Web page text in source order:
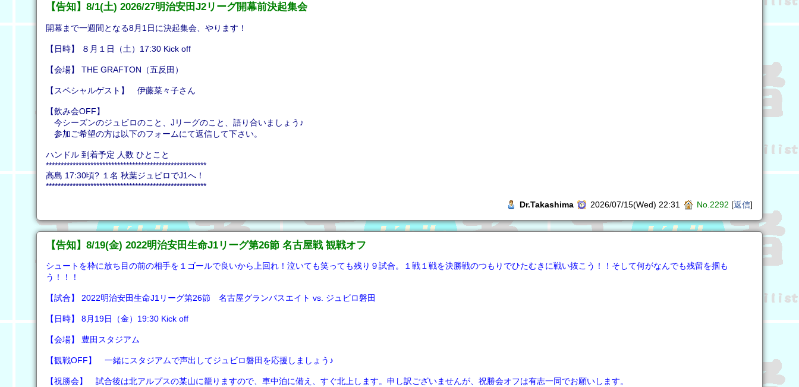
【告知】8/1(土) 2026/27明治安田J2リーグ開幕前決起集会
開幕まで一週間となる8月1日に決起集会、やります！
【日時】 ８月１日（土）17:30 Kick off
【会場】 THE GRAFTON（五反田）
【スペシャルゲスト】 伊藤菜々子さん
【飲み会OFF】
今シーズンのジュビロのこと、Jリーグのこと、語り合いましょう♪
参加ご希望の方は以下のフォームにて返信して下さい。
ハンドル 到着予定 人数 ひとこと
******************************************************
高島 17:30頃? １名 秋葉ジュビロでJ1へ！
******************************************************
Dr.Takashima
2026/07/15(Wed) 22:31 No.2292 [返信]
【告知】8/19(金) 2022明治安田生命J1リーグ第26節 名古屋戦 観戦オフ
シュートを枠に放ち目の前の相手を１ゴールで良いから上回れ！泣いても笑っても残り９試合。１戦１戦を決勝戦のつもりでひたむきに戦い抜こう！！そして何がなんでも残留を掴も
う！！！
【試合】 2022明治安田生命J1リーグ第26節 名古屋グランパスエイト vs. ジュビロ磐田
【日時】 8月19日（金）19:30 Kick off
【会場】 豊田スタジアム
【観戦OFF】 一緒にスタジアムで声出してジュビロ磐田を応援しましょう♪
【祝勝会】 試合後は北アルプスの某山に籠りますので、車中泊に備え、すぐ北上します。申し訳ございませんが、祝勝会オフは有志一同でお願いします。